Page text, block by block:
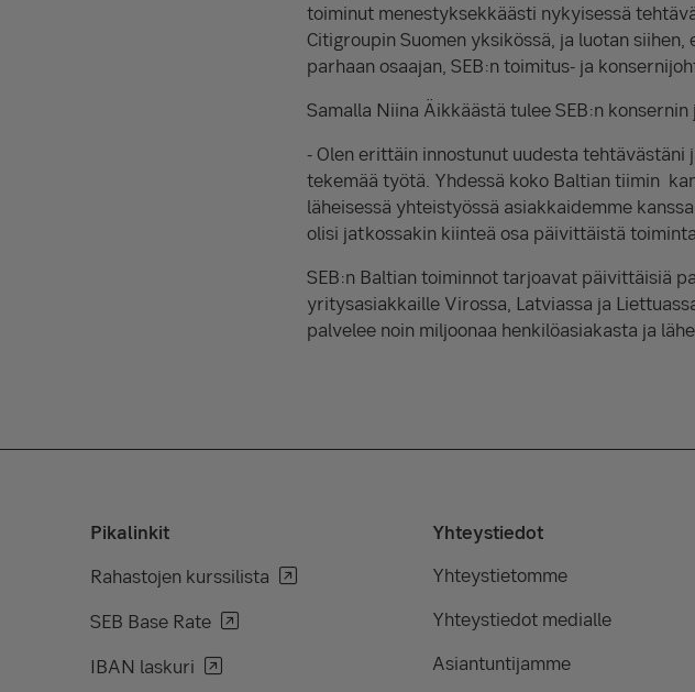
toiminut menestyksekkäästi nykyisessä
Citigroupin Suomen yksikössä, ja luotan
parhaan osaajan, SEB:n toimitus- ja
Samalla Niina Äikkäästä tulee SEB:n
- Olen erittäin innostunut uudesta
tekemää työtä. Yhdessä koko Baltian tiimin
läheisessä yhteistyössä asiakkaidemme
olisi jatkossakin kiinteä osa päivittäistä
SEB:n Baltian toiminnot tarjoavat päivittäisiä
yritysasiakkaille Virossa, Latviassa ja
palvelee noin miljoonaa henkilöasiakasta ja
Pikalinkit
Rahastojen kurssilista
SEB Base Rate
IBAN laskuri
Yhteystiedot
Yhteystietomme
Yhteystiedot medialle
Asiantuntijamme